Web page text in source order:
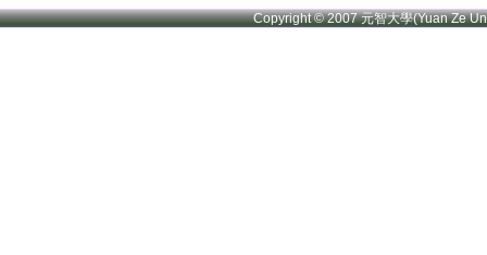
Copyright © 2007 元智大學(Yuan Ze